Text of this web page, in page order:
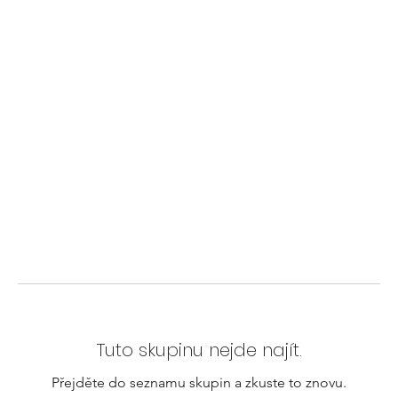
Tuto skupinu nejde najít.
Přejděte do seznamu skupin a zkuste to znovu.